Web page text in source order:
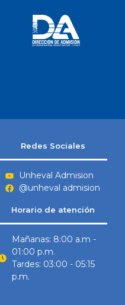
Redes Sociales
Unheval Admision
@unheval admision
Horario de atención
Mañanas: 8:00 a.m -
01:00 p.m.
Tardes: 03:00 - 05:15
p.m.